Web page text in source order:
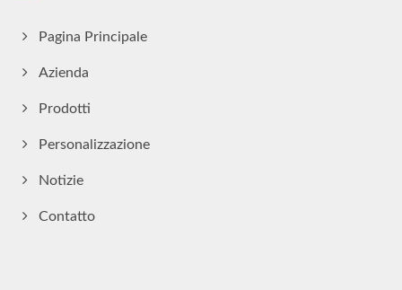
Pagina Principale
Azienda
Prodotti
Personalizzazione
Notizie
Contatto